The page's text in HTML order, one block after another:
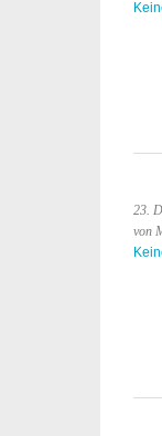
23.
von